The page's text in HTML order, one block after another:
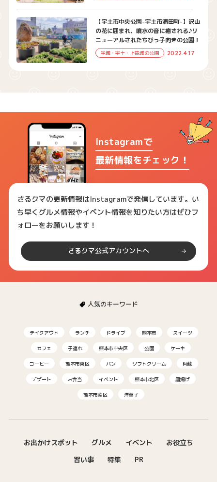
【宇土市中央公園-宇土市浦田町-】沢山
の花に囲まれ、噴水の音に癒される♪リ
ニューアルされたちびっ子向きの公園！
宇城・宇土・上益城の公園 2022.4.17
Instagramで
最新情報をチェック！
さるクマの更新情報はInstagramで発信しています。い
ち早くグルメ情報やイベント情報を知りたい方はぜひフ
ォローをお願いします！
さるクマ公式アカウントへ
人気のキーワード
テイクアウト ランチ ドライブ 熊本市 スイーツ
カフェ 子連れ 熊本市中央区 公園 ケーキ
コーヒー 熊本市東区 パン ソフトクリーム 阿蘇
デザート お弁当 イベント 熊本市北区 唐揚げ
熊本市南区 洋菓子
お出かけスポット グルメ イベント
お役立ち
習い事
特集 PR